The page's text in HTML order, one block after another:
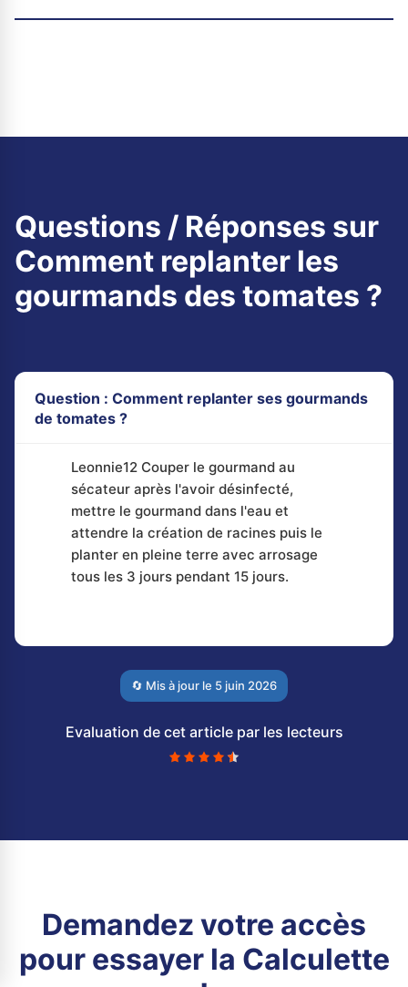
Questions / Réponses sur
Comment replanter les
gourmands des tomates ?
Question : Comment replanter ses gourmands
de tomates ?
Leonnie12 Couper le gourmand au
sécateur après l'avoir désinfecté,
mettre le gourmand dans l'eau et
attendre la création de racines puis le
planter en pleine terre avec arrosage
tous les 3 jours pendant 15 jours.
🔄 Mis à jour le 5 juin 2026
Evaluation de cet article par les lecteurs
Demandez votre accès
pour essayer la Calculette